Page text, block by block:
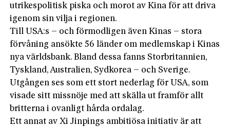
utrikespolitisk piska och morot av Kina för att driva
igenom sin vilja i regionen.
Till USA:s – och förmodligen även Kinas – stora
förvåning ansökte 56 länder om medlemskap i Kinas
nya världsbank. Bland dessa fanns Storbritannien,
Tyskland, Australien, Sydkorea – och Sverige.
Utgången ses som ett stort nederlag för USA, som
visade sitt missnöje med att skälla ut framför allt
britterna i ovanligt hårda ordalag.
Ett annat av Xi Jinpings ambitiösa initiativ är att